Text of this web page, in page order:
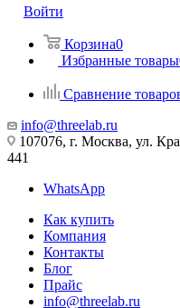
Войти
Корзина0
Избранные товары
Сравнение
info@threelab.ru
107076, г. Москва, ул.
441
WhatsApp
Как купить
Компания
Контакты
Блог
Прайс
info@threelab.ru